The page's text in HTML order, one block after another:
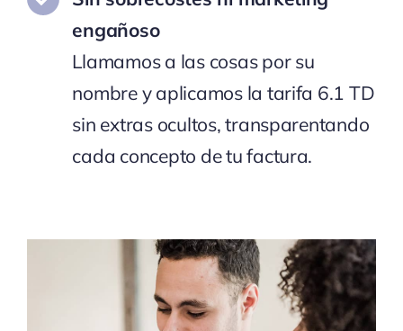
engañoso
Llamamos a las cosas por su
nombre y aplicamos la tarifa 6.1 TD
sin extras ocultos, transparentando
cada concepto de tu factura.